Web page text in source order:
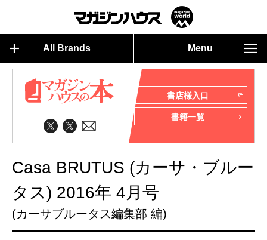
All Brands Menu
書店様入口
書籍一覧
Casa BRUTUS (カーサ・ブルー
タス) 2016年 4月号
(カーサブルータス編集部 編)